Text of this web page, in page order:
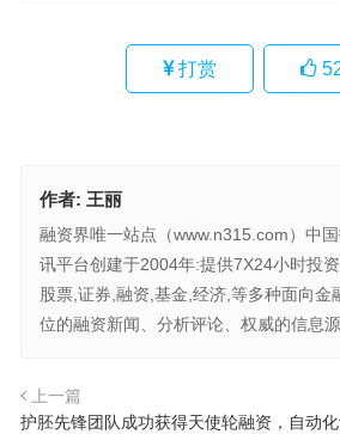
打赏
作者: 王丽
融资界唯一站点（www.n315.com）中
讯平台创建于2004年:提供7X24小时投
股票,证券,融资,基金,经济,等多种面向金
位的融资新闻、分析评论、权威的信息源
上一篇
护胚先锋团队成功获得天使轮融资，自动